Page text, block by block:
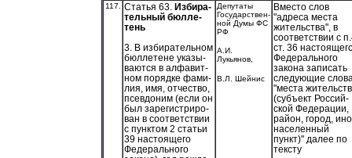
117. Статья 63. Избира-
тельный бюлле-
тень
3. В избирательном
бюллетене указы-
ваются в алфавит-
ном порядке фами-
лия, имя, отчество,
псевдоним (если он
был зарегистриро-
ван в соответствии
с пунктом 2 статьи
39 настоящего
Федерального
Депутаты
Государствен-
ной Думы ФС
РФ
А.И.
Лукьянов,
В.Л. Шейнис
Вместо слов
"адреса места
жительства", в
соответствии с
ст. 36
Федерального
закона записать
следующие
"места
(субъект Россий-
ской Федерации,
район, город,
населенный
пункт)" далее по
тексту